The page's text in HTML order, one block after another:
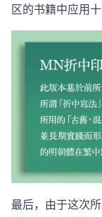
区的书籍中应用十
最后，由于这次